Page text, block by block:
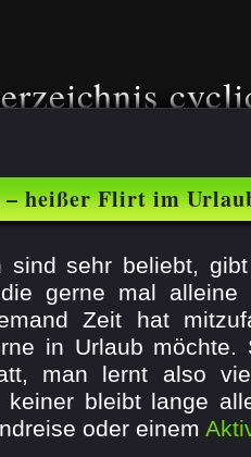
– heißer Flirt im
sind sehr beliebt,
gerne mal
Zeit hat
in Urlaub möchte.
man lernt also
keiner bleibt lange
oder einem